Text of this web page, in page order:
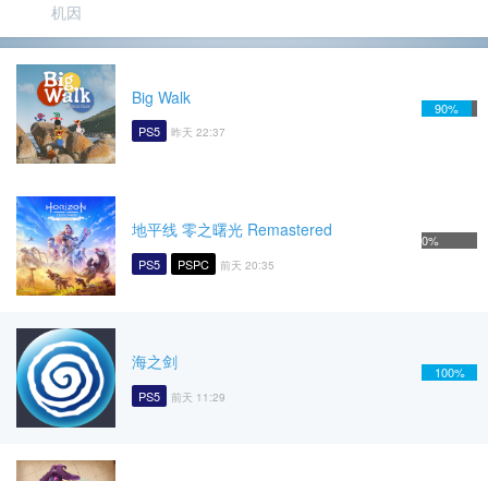
机因
Big Walk
PS5 昨天 22:37
90%
地平线 零之曙光 Remastered
PS5 PSPC 前天 20:35
0%
海之剑
PS5 前天 11:29
100%